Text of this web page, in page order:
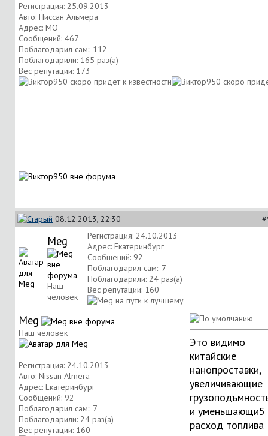
Регистрация: 25.09.2013
Авто: Ниссан Альмера
Адрес: МО
Сообщений: 467
Поблагодарил сам:: 112
Поблагодарили: 165 раз(а)
Вес репутации: 173
08.12.2013, 22:30 #
Meg
Наш
человек
Регистрация: 24.10.2013
Адрес: Екатеринбург
Сообщений: 92
Поблагодарил сам:: 7
Поблагодарили: 24 раз(а)
Вес репутации: 160
Meg
Наш человек
Регистрация: 24.10.2013
Авто: Nissan Almera
Адрес: Екатеринбург
Сообщений: 92
Поблагодарил сам:: 7
Поблагодарили: 24 раз(а)
Вес репутации: 160
Это видимо
китайские
нанопроставки,
увеличивающие
и уменьшающи5
расход топлива